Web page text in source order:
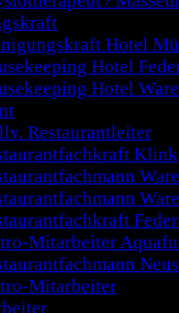
Hotel
Hotel
Hotel
Restaurantleiter
Klink
Mitarbeiter
Mitarbeiter